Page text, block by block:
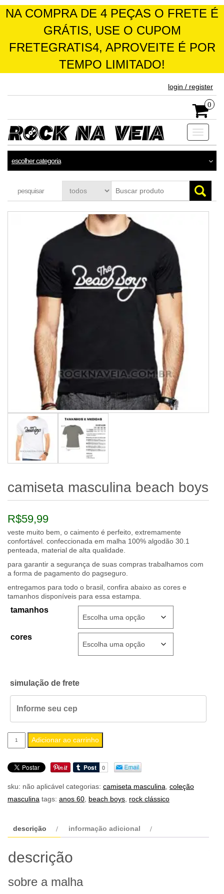
NA COMPRA DE 4 PEÇAS O FRETE É
GRÁTIS, USE O CUPOM
FRETEGRATIS4, APROVEITE É POR
TEMPO LIMITADO!
login / register
0
Toggle
escolher categoria
pesquisar
camiseta masculina beach boys
R$59,99
veste muito bem, o caimento é perfeito, extremamente
confortável. confeccionada em malha 100% algodão 30.1
penteada, material de alta qualidade.
para garantir a segurança de suas compras trabalhamos com
a forma de pagamento do pagseguro.
entregamos para todo o brasil, confira abaixo as cores e
tamanhos disponíveis para essa estampa.
tamanhos
cores
simulação de frete
camiseta
masculina
beach
quantidade
Adicionar ao carrinho
sku: não aplicável categorias: camiseta masculina coleção
masculina tags: anos 60 beach boys rock clássico
descrição informação adicional
descrição
sobre a malha